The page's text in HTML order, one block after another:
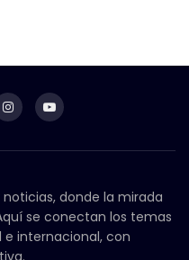
noticias, donde la mirada
se conectan los temas
internacional, con